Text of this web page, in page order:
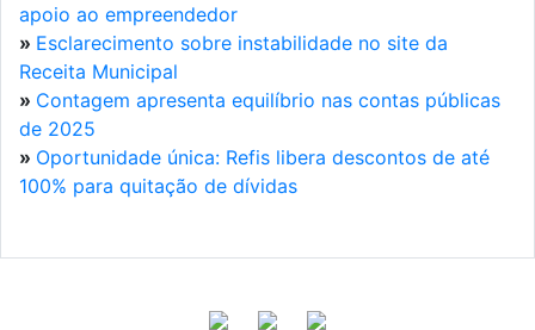
apoio ao empreendedor
» Esclarecimento sobre instabilidade no site da
Receita Municipal
» Contagem apresenta equilíbrio nas contas públicas
de 2025
» Oportunidade única: Refis libera descontos de até
100% para quitação de dívidas